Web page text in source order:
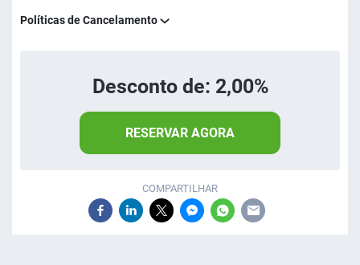
Políticas de Cancelamento
Desconto de: 2,00%
RESERVAR AGORA
COMPARTILHAR